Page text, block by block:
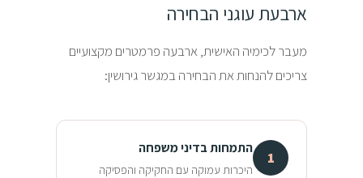
ארבעת עוגני הבחירה
מעבר לכימיה האישית, ארבעה פרמטרים מקצועיים
צריכים להנחות את הבחירה במגשר גירושין:
1
התמחות בדיני משפחה
היכרות עמוקה עם החקיקה והפסיקה